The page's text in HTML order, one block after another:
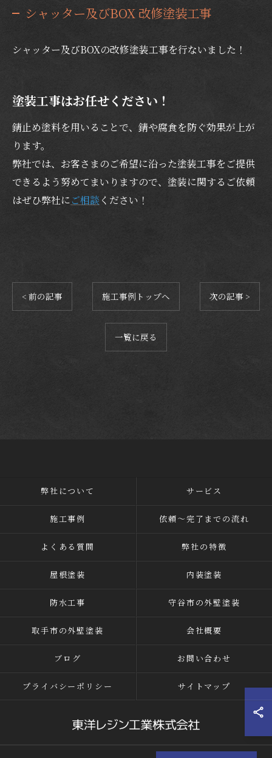
シャッター及びBOX 改修塗装工事
シャッター及びBOXの改修塗装工事を行ないました！
塗装工事はお任せください！
錆止め塗料を用いることで、錆や腐食を防ぐ効果が上が
ります。
弊社では、お客さまのご希望に沿った塗装工事をご提供
できるよう努めてまいりますので、塗装に関するご依頼
はぜひ弊社にご相談 ください！
< 前の記事 施工事例トップへ 次の記事 >
一覧に戻る
弊社について サービス
施工事例 依頼～完了までの流れ
よくある質問 弊社の特徴
屋根塗装 内装塗装
防水工事 守谷市の外壁塗装
取手市の外壁塗装 会社概要
ブログ お問い合わせ
プライバシーポリシー サイトマップ